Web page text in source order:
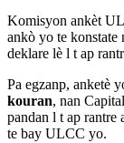
Komisyon ankèt
ankò yo te
deklare lè l t ap
Pa egzanp, anketè
kouran, nan
pandan l t ap rantre
te bay ULCC yo.